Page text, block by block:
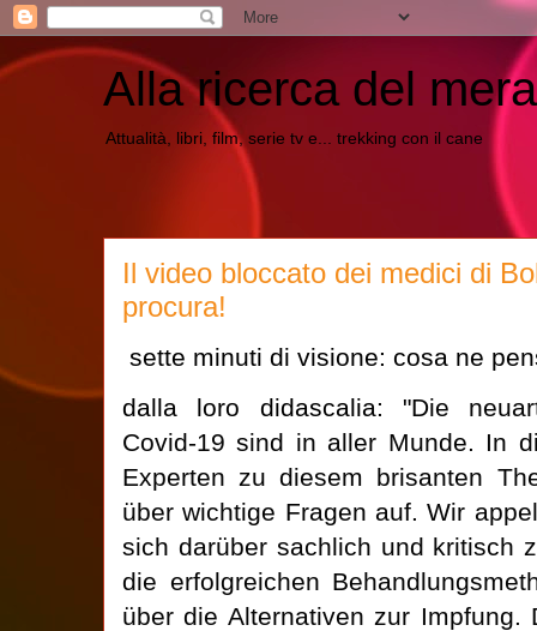
Alla ricerca del
Attualità, libri, film, serie tv e... trekking con il cane
Il video bloccato dei medici di
procura!
sette minuti di visione: cosa ne
dalla loro didascalia: "Die
Covid-19 sind in aller Munde. In
Experten zu diesem brisanten
über wichtige Fragen auf. Wir
sich darüber sachlich und kritisch
die erfolgreichen
über die Alternativen zur Impfung.